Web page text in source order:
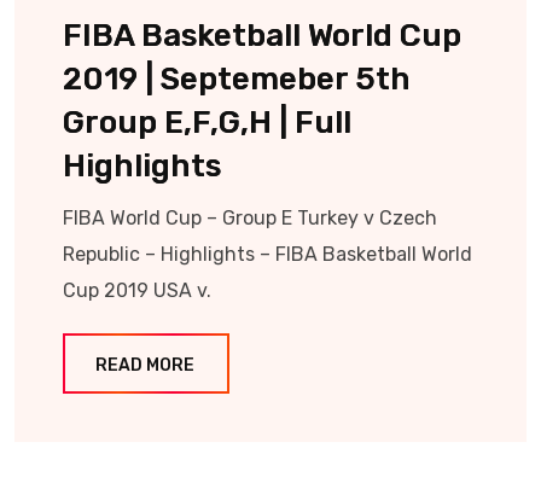
FIBA Basketball World Cup
2019 | Septemeber 5th
Group E,F,G,H | Full
Highlights
FIBA World Cup – Group E Turkey v Czech
Republic – Highlights – FIBA Basketball World
Cup 2019 USA v.
READ MORE